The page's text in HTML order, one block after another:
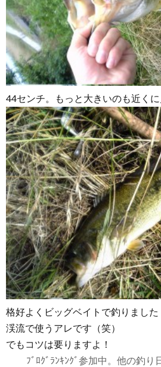
44センチ。もっと大きいのも近くに
格好よくビッグベイトで釣りまし
渓流で使うアレです（笑）
でもコツは要りますよ！
ﾌﾞﾛｸﾞﾗﾝｷﾝｸﾞ参加中。他の釣り